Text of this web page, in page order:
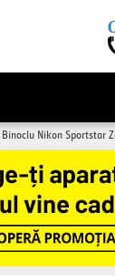
Nikon Sportstar